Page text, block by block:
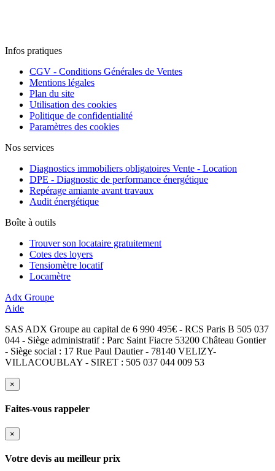
Infos pratiques
CGV - Conditions Générales de Ventes
Mentions légales
Plan du site
Utilisation des cookies
Politique de confidentialité
Paramètres des cookies
Nos services
Diagnostics immobiliers obligatoires Vente - Location
DPE - Diagnostic de performance énergétique
Repérage amiante avant travaux
Audit énergétique
Boîte à outils
Trouver son locataire gratuitement
Cotes des loyers
Tensiomètre locatif
Locamètre
Adx Groupe
Aide
SAS ADX Groupe au capital de 6 990 495€ - RCS Paris B 505 037
044 - Siège administratif : Parc Saint Fiacre 53200 Château Gontier
- Siège social : 17 Rue Paul Dautier - 78140 VELIZY-
VILLACOUBLAY - SIRET : 505 037 044 009 53
×
Faites-vous rappeler
×
Votre devis au meilleur prix